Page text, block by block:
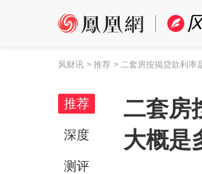
风财讯 > 推荐 > 二套房按揭贷款利率
推荐
深度
测评
二套房
大概是